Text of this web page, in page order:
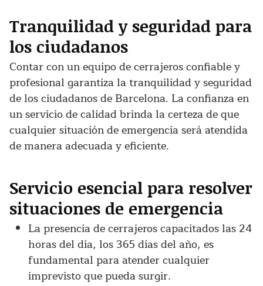
Tranquilidad y seguridad para
los ciudadanos
Contar con un equipo de cerrajeros confiable y
profesional garantiza la tranquilidad y seguridad
de los ciudadanos de Barcelona. La confianza en
un servicio de calidad brinda la certeza de que
cualquier situación de emergencia será atendida
de manera adecuada y eficiente.
Servicio esencial para resolver
situaciones de emergencia
La presencia de cerrajeros capacitados las 24
horas del día, los 365 días del año, es
fundamental para atender cualquier
imprevisto que pueda surgir.